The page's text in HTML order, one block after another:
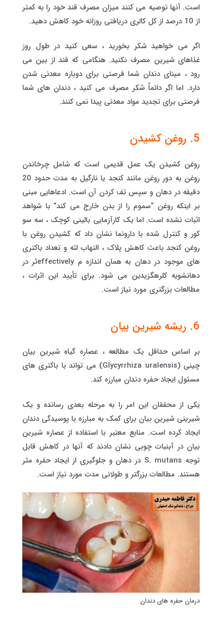
است. آنها توصیه می کنند میزان مصرف قند خود را به کمتر
از 10 درصد از کل کالری دریافتی روزانه خود کاهش دهید.
اگر می خواهید شکر بخورید ، سعی کنید در طول روز
غذاهای شیرین مصرف نکنید. هنگامی که قند از بین می
رود ، مینای دندان شما فرصتی برای دوباره معدنی شدن
دارد. اما اگر دائماً شکر مصرف می کنید ، دندان های شما
فرصتی برای تجدید مواد معدنی پیدا نمی کنند.
5. روغن کشیدن
روغن کشیدن یک عمل قدیمی است که شامل چرخاندن
روغن به دور روغن مانند کنجد یا نارگیل به مدت حدود 20
دقیقه در دهان و سپس تف کردن آن است. ادعاهایی مبنی
بر اینکه روغن “سموم را از بدن خارج می کند” با شواهد
اثبات نشده است. اما یک کارآزمایی بالینی کوچک ، سه سو
کور و کنترل شده با دارونما نشان داد که کشیدن روغن با
روغن کنجد باعث کاهش پلاک ، التهاب لثه و تعداد باکتری
های موجود در دهان به همان اندازه م effectivelyثر در
دهانشویه کلرهگزیدین می شود. برای تأیید این اثرات ،
مطالعات بزرگتری مورد نیاز است.
6. ریشه شیرین بیان
بر اساس حداقل یک مطالعه ، عصاره گیاه شیرین بیان
چینی (Glycyrrhiza uralensis) می تواند با باکتری های
مسئول ایجاد حفره دندان مبارزه کند.
یکی از محققان این امر را به مرحله بعدی رسانده و یک
شیرینی شیرین بیان برای کمک به مبارزه با پوسیدگی دندان
ایجاد کرده است. منابع معتبر با استفاده از عصاره شیرین
بیان در آبنبات چوبی نشان دادند که آنها در کاهش قابل
توجه S. mutans در دهان و جلوگیری از ایجاد حفره مثر
هستند. مطالعات بزرگتر و طولانی مدت مورد نیاز است.
درمان حفره های دندان